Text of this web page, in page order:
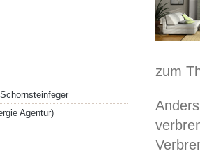
zum
Agentur)